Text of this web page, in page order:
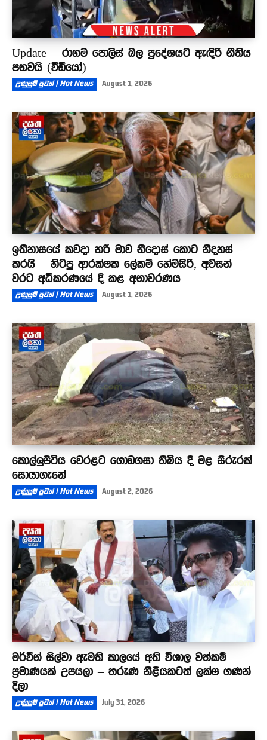
Update – රාගම පොලිස් බල ප්‍රදේශයට ඇඳිරි නීතිය
පනවයි (වීඩියෝ)
උණුසුම් පුවත් | Hot News August 1, 2026
ඉතිහාසයේ කවදා හරි මාව නිදොස් කොට නිදහස්
කරයි – හිටපු ආරක්ෂක ලේකම් හේමසිරි, අවසන්
වරට අධිකරණයේ දී කළ අනාවරණය
උණුසුම් පුවත් | Hot News August 1, 2026
කොල්ලුපිටිය වෙරළට ගොඩගසා තිබිය දී මළ සිරුරක්
සොයාගැනේ
උණුසුම් පුවත් | Hot News August 2, 2026
මර්වින් සිල්වා ඇමති කාලයේ අති විශාල වත්කම්
ප්‍රමාණයක් උපයලා – තරුණ නිළියකටත් ලක්ෂ ගණන්
දීලා
උණුසුම් පුවත් | Hot News July 31, 2026